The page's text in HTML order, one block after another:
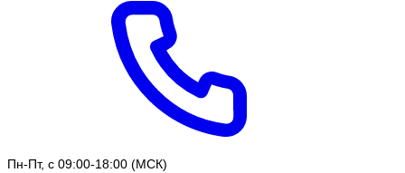
Пн-Пт, с 09:00-18:00 (МСК)